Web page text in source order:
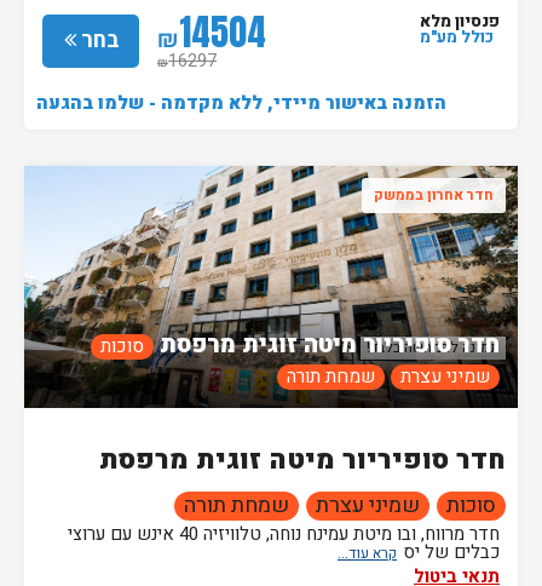
בחר ₪14504
₪16297
פנסיון מלא
כולל מע"מ
הזמנה באישור מיידי, ללא מקדמה - שלמו בהגעה
חדר אחרון בממשק
חדר סופיריור מיטה זוגית מרפסת סוכות
שמיני עצרת
שמחת תורה
תמונה להמחשה בלבד!
חדר סופיריור מיטה זוגית מרפסת
סוכות שמיני עצרת שמחת תורה
חדר מרווח, ובו מיטת עמינח נוחה, טלוויזיה 40 אינש עם ערוצי
כבלים של יס
תנאי ביטול